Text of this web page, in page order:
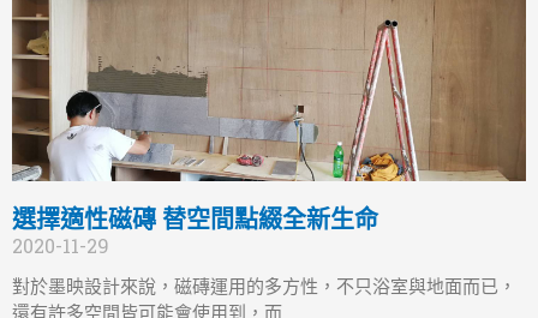
選擇適性磁磚 替空間點綴全新生命
2020-11-29
對於墨映設計來說，磁磚運用的多方性，不只浴室與地面而已，